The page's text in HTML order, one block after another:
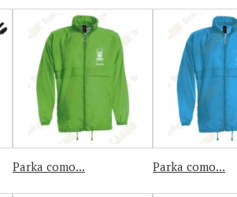
Parka como... Parka como...